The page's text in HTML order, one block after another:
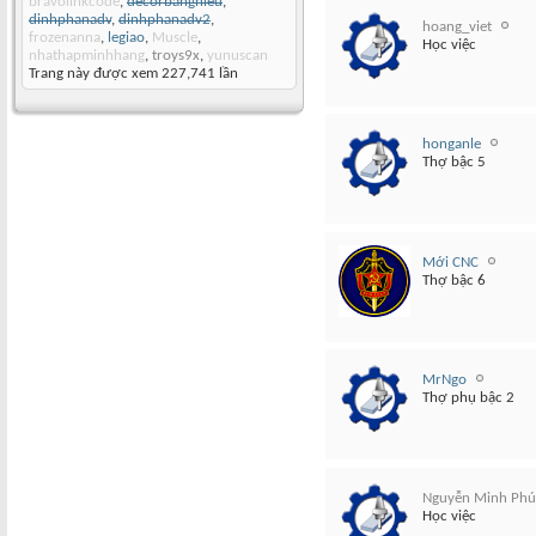
dinhphanadv, dinhphanadv2,
frozenanna, legiao, Muscle,
nhathapminhhang, troys9x, yunuscan
Trang này được xem 227,741 lần
hoang_viet
Học việc
honganle
Thợ bậc 5
Mới CNC
Thợ bậc 6
MrNgo
Thợ phụ bậc 2
Nguyễn Minh
Học việc